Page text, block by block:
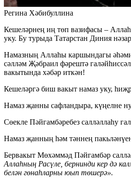
Регина Хәбибуллина
Кешеләрнең иң төп вазифасы –
уку. Бу турыда Татарстан Диния
Намазның Аллаһы каршындагы
сәлләм Җәбраил фәрештә
вакытында хәбәр иткән!
Кешеләргә биш вакыт намаз уку,
Намаз җанны сафландыра, күңелне
Сөекле Пәйгамбәребез салләллаһу
Намаз җанның һәм тәннең
Бервакыт Мөхәммәд Пәйгамбәр
Аллаһның Расүле, бернинди кер дә
белән гөнаһларны юып төшерә».